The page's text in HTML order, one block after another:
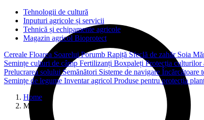
Tehnologii de cultură
Inputuri agricole și servicii
Tehnică și echipamente agricole
Magazin agricol Bioprotect
Cereale Floarea SoareluiPorumb Rapiță Sfeclă de zahăr Soia
Semințe culturi de câmp Fertilizanți BoxpalețiProtecția culturilor
Prelucrarea soluluiSemănători Sisteme de navigare Încărcătoare
Semințe de legume Inventar agricol Produse pentru protecția
Home
Mae F1